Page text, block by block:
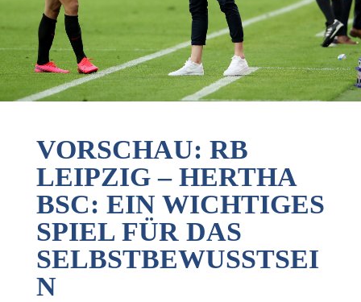
VORSCHAU: RB
LEIPZIG – HERTHA
BSC: EIN WICHTIGES
SPIEL FÜR DAS
SELBSTBEWUSSTSEI
N